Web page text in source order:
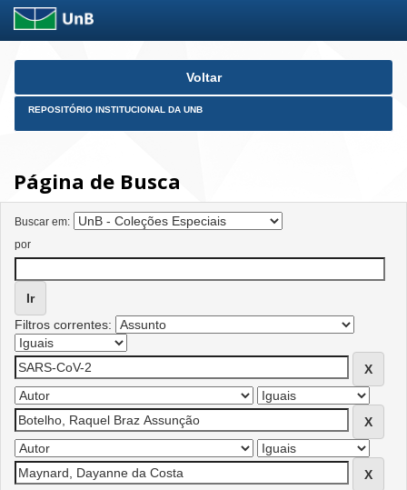
Skip
Voltar
REPOSITÓRIO INSTITUCIONAL DA UNB
Página de Busca
Buscar em:
por
Filtros correntes: